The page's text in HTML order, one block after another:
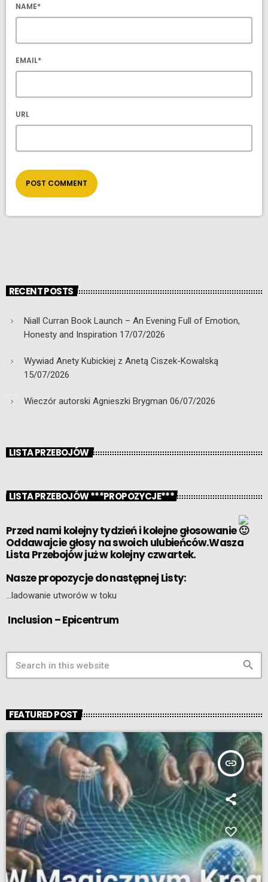
NAME*
EMAIL*
URL
RECENT POSTS
Niall Curran Book Launch – An Evening Full of Emotion,
Honesty and Inspiration 17/07/2026
Wywiad Anety Kubickiej z Anetą Ciszek-Kowalską
15/07/2026
Wieczór autorski Agnieszki Brygman 06/07/2026
LISTA PRZEBOJÓW
LISTA PRZEBOJÓW ***PROPOZYCJE***
Przed nami kolejny tydzień i kolejne głosowanie
Oddawajcie głosy na swoich ulubieńców.Wasza
Lista Przebojów już w kolejny czwartek.
Nasze propozycje do następnej Listy:
…ladowanie utworów w toku
Inclusion – Epicentrum
search
FEATURED POST
insert_link